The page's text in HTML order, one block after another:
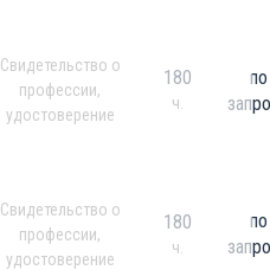
Свидетельство о
профессии,
удостоверение
180
ч.
по
Свидетельство о
профессии,
удостоверение
180
ч.
по